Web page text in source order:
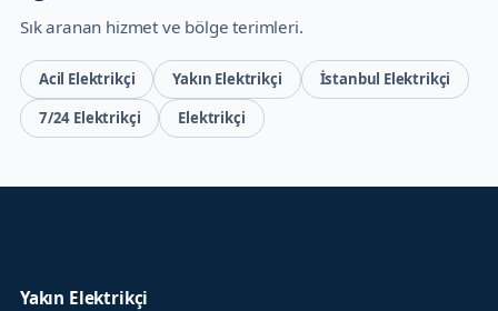
Sık aranan hizmet ve bölge terimleri.
Acil Elektrikçi Yakın Elektrikçi
İstanbul Elektrikçi
7/24 Elektrikçi
Elektrikçi
Yakın Elektrikçi